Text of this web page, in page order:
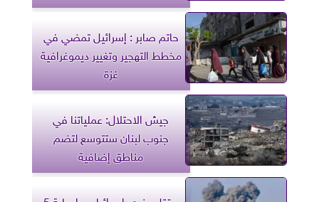
حاتم صابر : إسرائيل تمضي في
مخطط التهجير وتغيير ديموغرافية
غزة
جيش الاحتلال: عملياتنا في
جنوب لبنان ستتوسع لتضم
مناطق إضافية